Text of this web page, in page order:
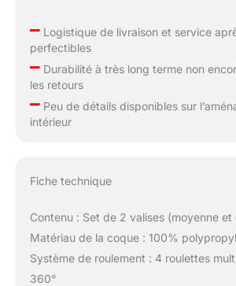
–Logistique de livraison et service
perfectibles
–Durabilité à très long terme non
les retours
–Peu de détails disponibles sur
intérieur
Fiche technique
Contenu : Set de 2 valises (moyenne et
Matériau de la coque : 100%
Système de roulement : 4 roulettes
360°